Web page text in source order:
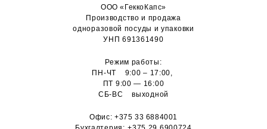
ООО «ГеккоКапс»
Производство и продажа
одноразовой посуды и упаковки
УНП 691361490
Режим работы:
ПН-ЧТ 9:00 – 17:00,
ПТ 9:00 — 16:00
СБ-ВС выходной
Офис:+375 33 6884001